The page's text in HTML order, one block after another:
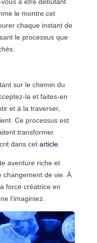
le montre cet
chaque instant de
le processus que
sur le chemin du
la et faites-en
et à la traverser,
Ce processus est
transformer
dans cet article.
aventure riche et
changement de vie. À
force créatrice en
l’imaginiez.